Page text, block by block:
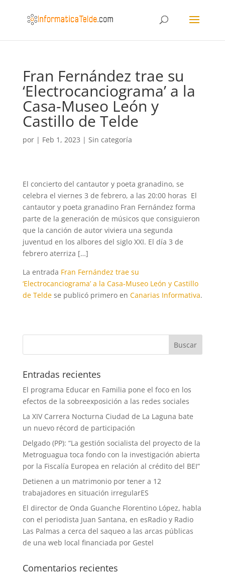
Fran Fernández trae su
‘Electrocanciograma’ a la
Casa-Museo León y
Castillo de Telde
por | Feb 1, 2023 | Sin categoría
El concierto del cantautor y poeta granadino, se
celebra el viernes 3 de febrero, a las 20:00 horas El
cantautor y poeta granadino Fran Fernández forma
parte de la generación de músicos que consiguieron
que la canción de autor viviera una segunda
juventud en los albores del siglo XXI. El día 3 de
febrero aterriza […]
La entrada Fran Fernández trae su
‘Electrocanciograma’ a la Casa-Museo León y Castillo
de Teldese publicó primero en Canarias Informativa.
Entradas recientes
El programa Educar en Familia pone el foco en los
efectos de la sobreexposición a las redes sociales
La XIV Carrera Nocturna Ciudad de La Laguna bate
un nuevo récord de participación
Delgado (PP): “La gestión socialista del proyecto de la
Metroguagua toca fondo con la investigación abierta
por la Fiscalía Europea en relación al crédito del BEI”
Detienen a un matrimonio por tener a 12
trabajadores en situación irregularES
El director de Onda Guanche Florentino López, habla
con el periodista Juan Santana, en esRadio y Radio
Las Palmas a cerca del saqueo a las arcas públicas
de una web local financiada por Gestel
Comentarios recientes